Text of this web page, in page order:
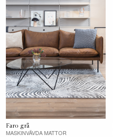
Faro grå
MASKINVÄVDA MATTOR